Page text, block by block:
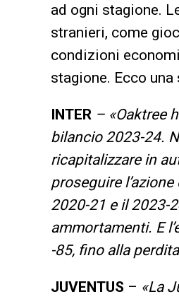
ad ogni stagione.
stranieri, come
condizioni
stagione. Ecco
INTER – «Oaktree
bilancio 2023-24.
ricapitalizzare in
proseguire
2020-21 e il 2023-
ammortamenti. E
-85, fino alla
JUVENTUS – «La